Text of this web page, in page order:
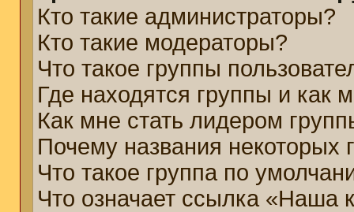
Кто такие администраторы?
Кто такие модераторы?
Что такое группы
Где находятся группы и как
Как мне стать лидером
Почему названия некоторых
Что такое группа по
Что означает ссылка «Наша